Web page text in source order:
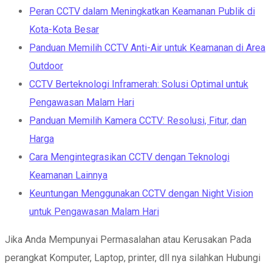
Peran CCTV dalam Meningkatkan Keamanan Publik di
Kota-Kota Besar
Panduan Memilih CCTV Anti-Air untuk Keamanan di Area
Outdoor
CCTV Berteknologi Inframerah: Solusi Optimal untuk
Pengawasan Malam Hari
Panduan Memilih Kamera CCTV: Resolusi, Fitur, dan
Harga
Cara Mengintegrasikan CCTV dengan Teknologi
Keamanan Lainnya
Keuntungan Menggunakan CCTV dengan Night Vision
untuk Pengawasan Malam Hari
Jika Anda Mempunyai Permasalahan atau Kerusakan Pada
perangkat Komputer, Laptop, printer, dll nya silahkan Hubungi